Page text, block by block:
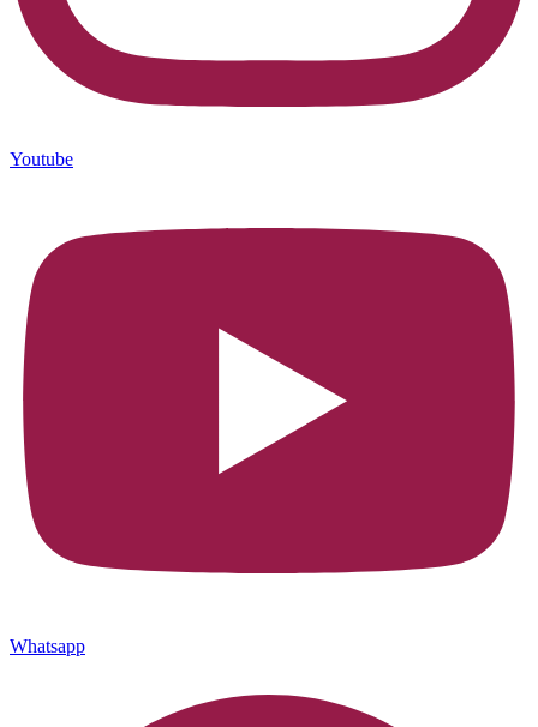
Youtube
Whatsapp